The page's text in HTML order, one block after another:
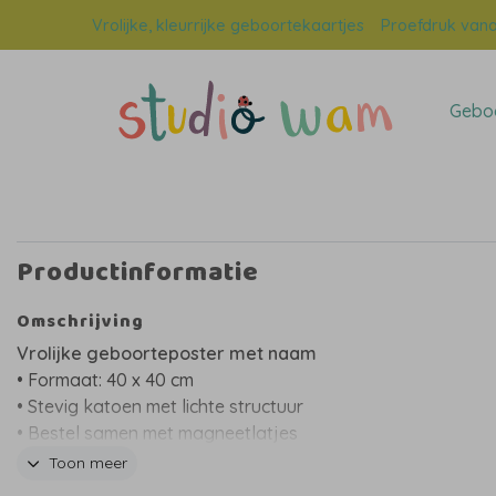
Vrolijke, kleurrijke geboortekaartjes Proefdruk
Productinformatie
Omschrijving
Vrolijke geboorteposter met naam
• Formaat: 40 x 40 cm
• Stevig katoen met lichte structuur
• Bestel samen met magneetlatjes
• Personaliseerbaar
Toon meer